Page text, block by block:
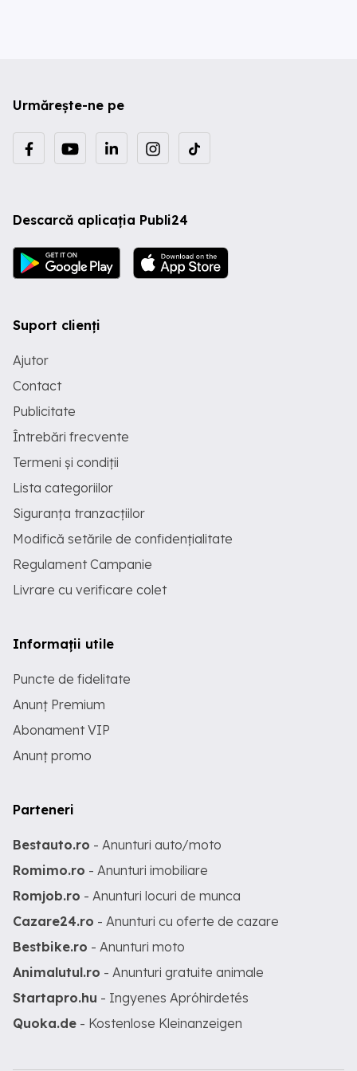
Urmărește-ne pe
Descarcă aplicația Publi24
Suport clienți
Ajutor
Contact
Publicitate
Întrebări frecvente
Termeni și condiții
Lista categoriilor
Siguranța tranzacțiilor
Modifică setările de confidențialitate
Regulament Campanie
Livrare cu verificare colet
Informații utile
Puncte de fidelitate
Anunț Premium
Abonament VIP
Anunț promo
Parteneri
Bestauto.ro - Anunturi auto/moto
Romimo.ro - Anunturi imobiliare
Romjob.ro - Anunturi locuri de munca
Cazare24.ro - Anunturi cu oferte de cazare
Bestbike.ro - Anunturi moto
Animalutul.ro - Anunturi gratuite animale
Startapro.hu - Ingyenes Apróhirdetés
Quoka.de - Kostenlose Kleinanzeigen